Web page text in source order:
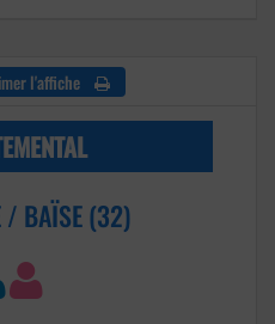
l'affiche
/ BAÏSE (32)